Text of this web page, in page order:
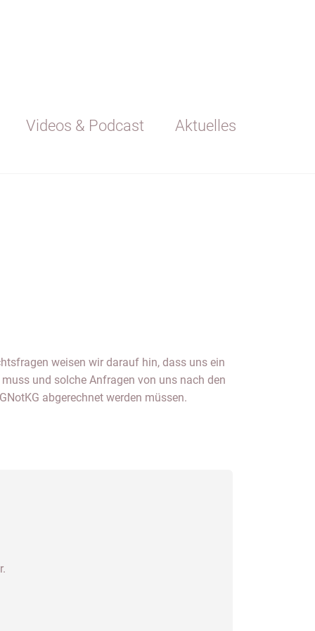
Videos & Podcast Aktuelles
weisen wir darauf hin, dass uns ein
und solche Anfragen von uns nach den
abgerechnet werden müssen.